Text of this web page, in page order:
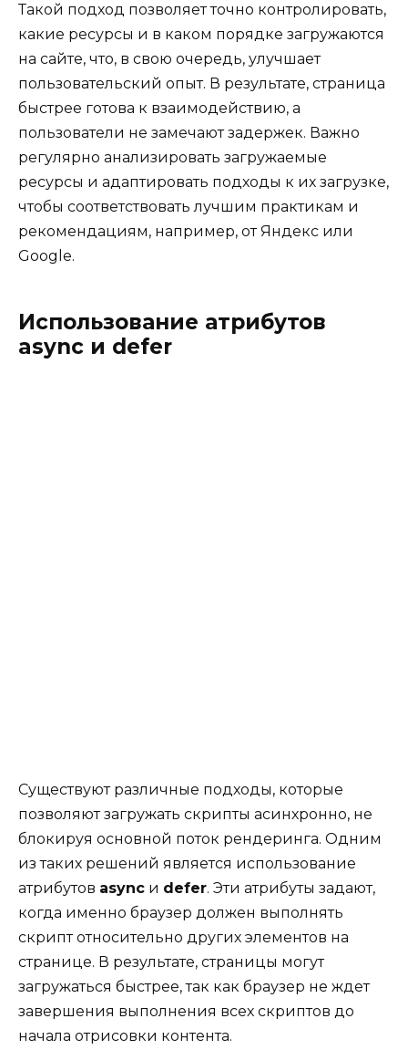
Такой подход позволяет точно контролировать,
какие ресурсы и в каком порядке загружаются
на сайте, что, в свою очередь, улучшает
пользовательский опыт. В результате, страница
быстрее готова к взаимодействию, а
пользователи не замечают задержек. Важно
регулярно анализировать загружаемые
ресурсы и адаптировать подходы к их загрузке,
чтобы соответствовать лучшим практикам и
рекомендациям, например, от Яндекс или
Google.
Использование атрибутов
async и defer
Существуют различные подходы, которые
позволяют загружать скрипты асинхронно, не
блокируя основной поток рендеринга. Одним
из таких решений является использование
атрибутов async и defer. Эти атрибуты задают,
когда именно браузер должен выполнять
скрипт относительно других элементов на
странице. В результате, страницы могут
загружаться быстрее, так как браузер не ждет
завершения выполнения всех скриптов до
начала отрисовки контента.